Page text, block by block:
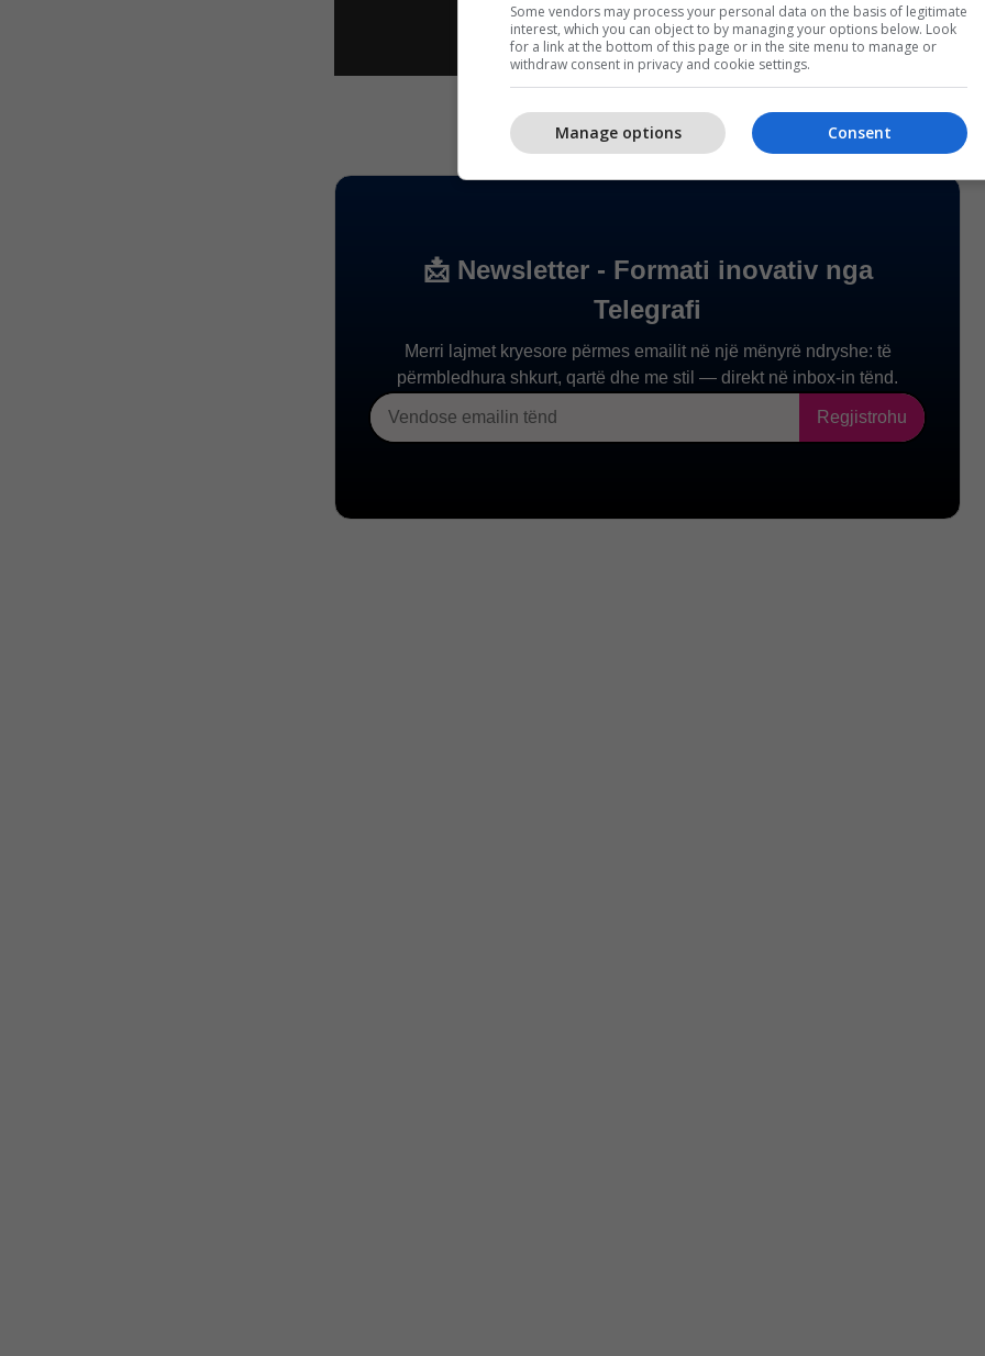
Some vendors may process your personal data on the basis of legitimate
interest, which you can object to by managing your options below. Look
for a link at the bottom of this page or in the site menu to manage or
withdraw consent in privacy and cookie settings.
Consent
Manage options